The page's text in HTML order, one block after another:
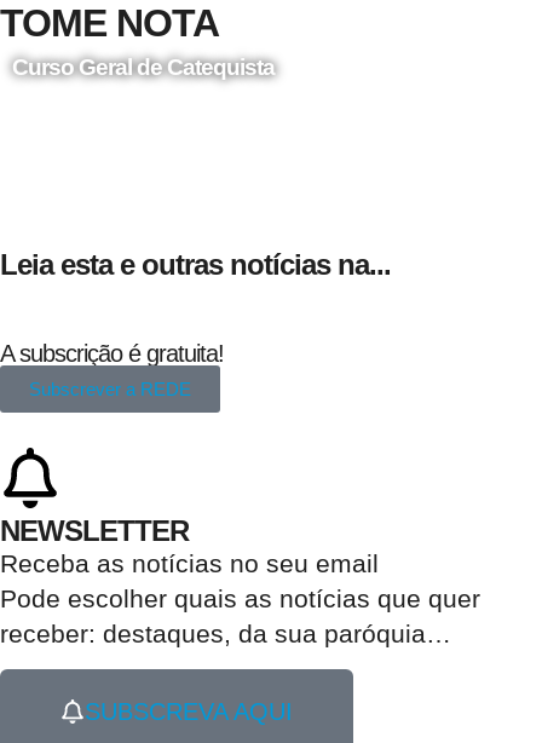
TOME NOTA
Curso Geral de Catequista
Leia esta e outras notícias na...
A subscrição é gratuita!
Subscrever a REDE
NEWSLETTER
Receba as notícias no seu email​
Pode escolher quais as notícias que quer
receber: destaques, da sua paróquia…
SUBSCREVA AQUI